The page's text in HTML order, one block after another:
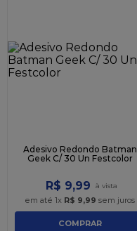
Adesivo Redondo Batman
Geek C/ 30 Un Festcolor
R$ 9,99
em até 1x R$ 9,99 sem juros
COMPRAR